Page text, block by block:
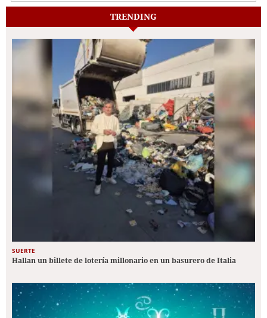
TRENDING
SUERTE
Hallan un billete de lotería millonario en un basurero de Italia